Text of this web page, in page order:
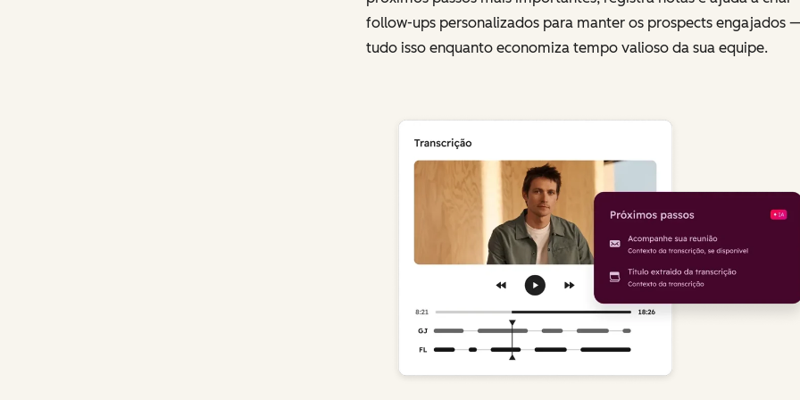
follow-ups personalizados para manter os prospects engajados
tudo isso enquanto economiza tempo valioso da sua equipe.